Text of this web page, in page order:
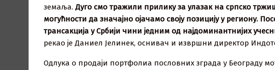
земаља. Дуго смо тражили прилику за улазак на српско
могућности да значајно ојачамо своју позицију у региону.
трансакција у Србији чини једним од најдоминантнијих
рекао је Даниел Јелинек, оснивач и извршни директор
Одлука о продаји портфолиа пословних зграда у Београду